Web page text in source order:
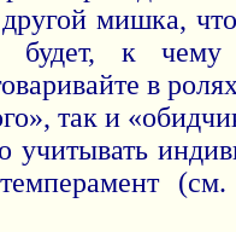
мишка,
к чему
в
так и
учитывать